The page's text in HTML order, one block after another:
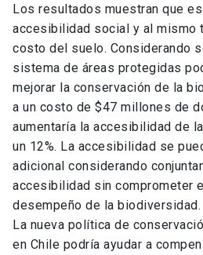
Los resultados muestran que
accesibilidad social y al mismo
costo del suelo. Considerando
sistema de áreas protegidas
mejorar la conservación de la
a un costo de $47 millones de
aumentaría la accesibilidad de
un 12%. La accesibilidad se
adicional considerando
accesibilidad sin comprometer
desempeño de la biodiversidad.
La nueva política de
en Chile podría ayudar a